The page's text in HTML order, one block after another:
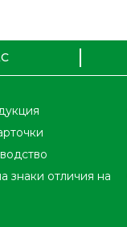
знаки отличия на